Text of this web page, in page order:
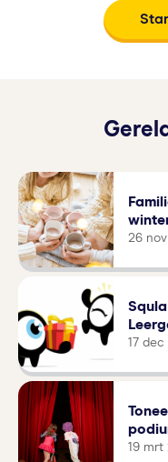
26 nov
17 dec
19 mrt